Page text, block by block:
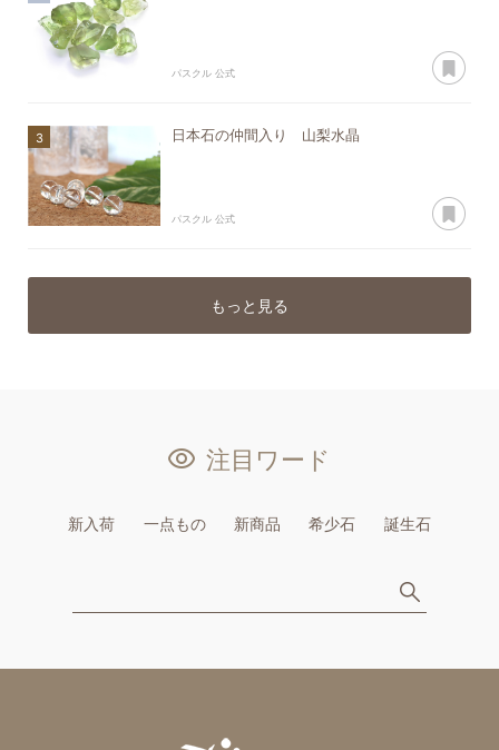
パスクル 公式
日本石の仲間入り 山梨水晶
パスクル 公式
もっと見る
注目ワード
新入荷 一点もの 新商品 希少石 誕生石